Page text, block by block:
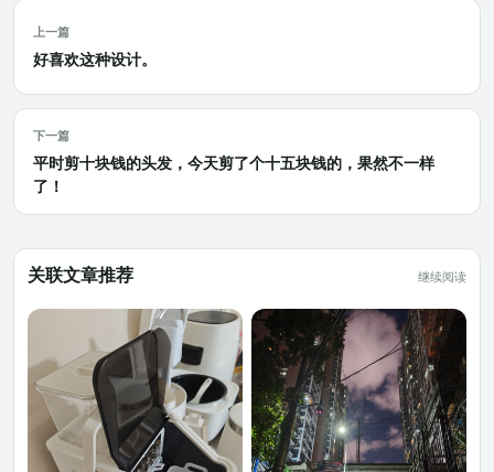
上一篇
好喜欢这种设计。
下一篇
平时剪十块钱的头发，今天剪了个十五块钱的，果然不一样
了！
关联文章推荐 继续阅读